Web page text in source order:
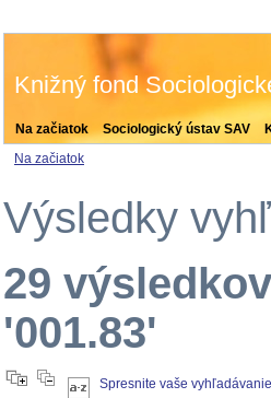
Na začiatok Sociologický ústav SAV
Knižný fond
Na začiatok
Výsledky
29
'001.83'
Spresnite vaše vyhľadávanie